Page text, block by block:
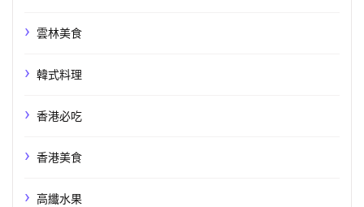
雲林美食
韓式料理
香港必吃
香港美食
高纖水果